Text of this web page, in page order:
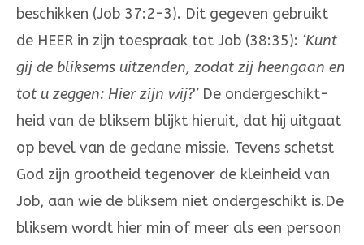
beschikken (Job 37:2-3). Dit gegeven gebruikt
de HEER in zijn toespraak tot Job (38:35): ‘Kunt
gij de bliksems uitzenden, zodat zij heengaan en
tot u zeggen: Hier zijn wij?’De ondergeschikt­
heid van de bliksem blijkt hieruit, dat hij uitgaat
op bevel van de gedane missie. Tevens schetst
God zijn grootheid tegenover de kleinheid van
Job, aan wie de bliksem niet ondergeschikt is.De
bliksem wordt hier min of meer als een persoon